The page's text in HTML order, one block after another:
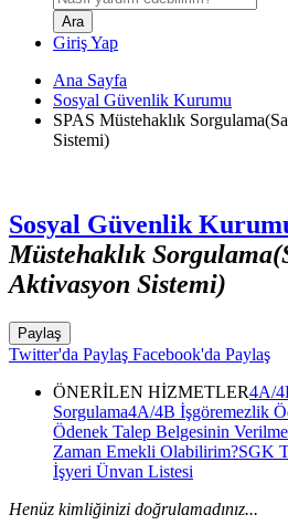
Giriş Yap
Ana Sayfa
Sosyal Güvenlik Kurumu
SPAS Müstehaklık
Sistemi)
Sosyal Güvenlik
Müstehaklık
Aktivasyon Sistemi)
Paylaş
Twitter'da Paylaş Facebook'da Paylaş
ÖNERİLEN HİZMETLER4A/
Sorgulama4A/4B İşgöremezlik
Ödenek Talep Belgesinin
Zaman Emekli Olabilirim?SGK
İşyeri Ünvan Listesi
Henüz kimliğinizi doğrulamadınız...